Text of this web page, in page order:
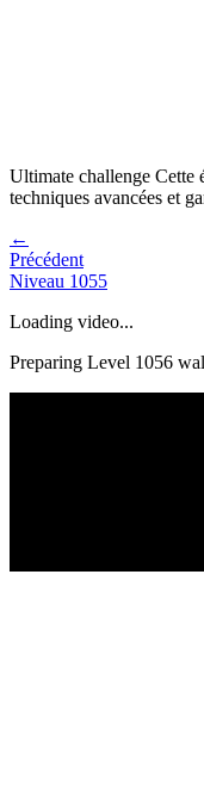
Ultimate challenge Cette
techniques avancées et
←
Précédent
Niveau 1055
Loading video...
Preparing Level 1056